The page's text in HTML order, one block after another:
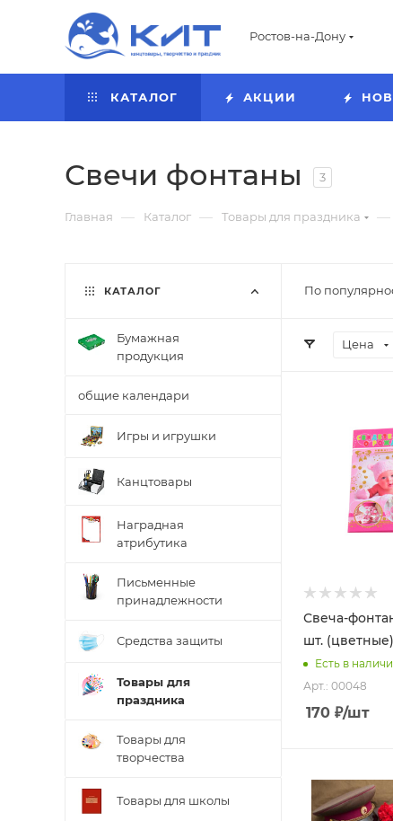
Ростов-на-Дону
КАТАЛОГ АКЦИИ
Свечи фонтаны 3
Главная — Каталог — Товары для праздника —
По
Цена
Свеча-
шт.
Есть в
Арт.: 00048
170 ₽/шт
КАТАЛОГ
Бумажная
продукция
общие календари
Игры и игрушки
Канцтовары
Наградная
атрибутика
Письменные
принадлежности
Средства защиты
Товары для
праздника
Товары для
творчества
Товары для школы